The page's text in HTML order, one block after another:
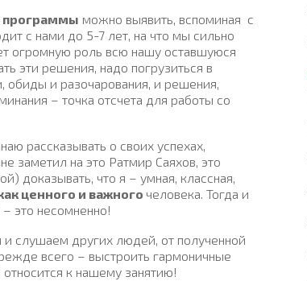
можно выявить, вспоминая с
с нами до 5-7 лет, на что мы сильно
огромную роль всю нашу оставшуюся
эти решения, надо погрузиться в
обиды и разочарования, и решения,
– точка отсчета для работы со
рассказывать о своих успехах,
заметил на это Ратмир Саяхов, это
доказывать, что я – умная, классная,
ценного и важного человека. Тогда и
это несомненно!
слушаем других людей, от полученной
всего – выстроить гармоничные
к нашему занятию!